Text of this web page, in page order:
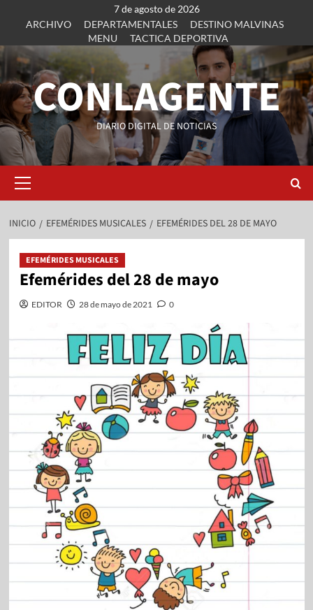
7 de agosto de 2026
ARCHIVO
DEPARTAMENTALES
DESTINO MALVINAS
MENU
TACTICA DEPORTIVA
CONLAGENTE
DIARIO DIGITAL DE NOTICIAS
INICIO EFEMÉRIDES MUSICALES EFEMÉRIDES DEL 28 DE MAYO
EFEMÉRIDES MUSICALES
Efemérides del 28 de mayo
EDITOR 28 de mayo de 2021 0